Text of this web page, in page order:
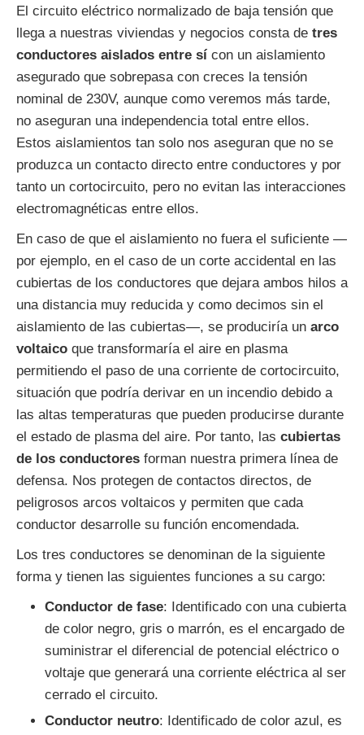
El circuito eléctrico normalizado de baja tensión que
llega a nuestras viviendas y negocios consta de tres
conductores aislados entre sí con un aislamiento
asegurado que sobrepasa con creces la tensión
nominal de 230V, aunque como veremos más tarde,
no aseguran una independencia total entre ellos.
Estos aislamientos tan solo nos aseguran que no se
produzca un contacto directo entre conductores y por
tanto un cortocircuito, pero no evitan las interacciones
electromagnéticas entre ellos.
En caso de que el aislamiento no fuera el suficiente —
por ejemplo, en el caso de un corte accidental en las
cubiertas de los conductores que dejara ambos hilos a
una distancia muy reducida y como decimos sin el
aislamiento de las cubiertas—, se produciría un arco
voltaico que transformaría el aire en plasma
permitiendo el paso de una corriente de cortocircuito,
situación que podría derivar en un incendio debido a
las altas temperaturas que pueden producirse durante
el estado de plasma del aire. Por tanto, las cubiertas
de los conductores forman nuestra primera línea de
defensa. Nos protegen de contactos directos, de
peligrosos arcos voltaicos y permiten que cada
conductor desarrolle su función encomendada.
Los tres conductores se denominan de la siguiente
forma y tienen las siguientes funciones a su cargo:
Conductor de fase: Identificado con una cubierta
de color negro, gris o marrón, es el encargado de
suministrar el diferencial de potencial eléctrico o
voltaje que generará una corriente eléctrica al ser
cerrado el circuito.
Conductor neutro: Identificado de color azul, es